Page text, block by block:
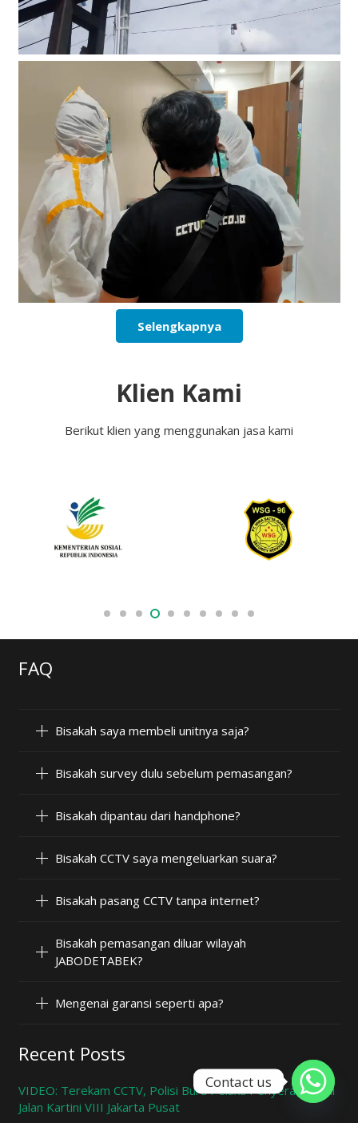
Selengkapnya
Klien Kami
Berikut klien yang menggunakan jasa kami
FAQ
Bisakah saya membeli unitnya saja?
Bisakah survey dulu sebelum pemasangan?
Bisakah dipantau dari handphone?
Bisakah CCTV saya mengeluarkan suara?
Bisakah pasang CCTV tanpa internet?
Bisakah pemasangan diluar wilayah
JABODETABEK?
Mengenai garansi seperti apa?
Recent Posts
VIDEO: Terekam CCTV, Polisi Buru Pelaku Penyerangan di
Jalan Kartini VIII Jakarta Pusat
Contact us